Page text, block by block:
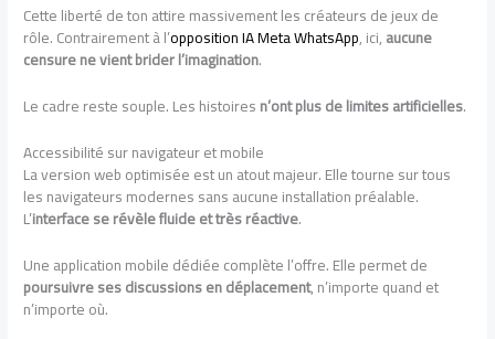
Cette liberté de ton attire massivement les créateurs de jeux de
rôle. Contrairement à l’opposition IA Meta WhatsApp, ici,aucune
censure ne vient brider l’imagination.
Le cadre reste souple. Les histoiresn’ont plus de limites artificielles.
Accessibilité sur navigateur et mobile
La version web optimisée est un atout majeur. Elle tourne sur tous
les navigateurs modernes sans aucune installation préalable.
L’interface se révèle fluide et très réactive.
Une application mobile dédiée complète l’offre. Elle permet de
poursuivre ses discussions en déplacement, n’importe quand et
n’importe où.